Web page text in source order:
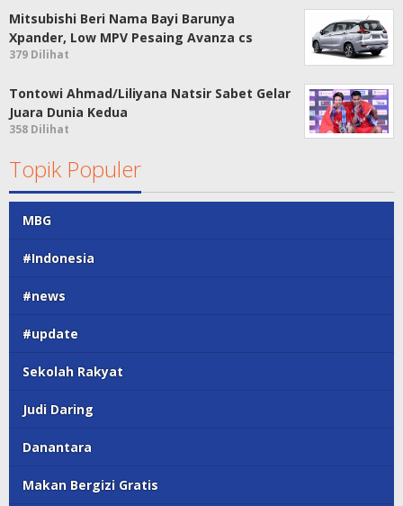
Mitsubishi Beri Nama Bayi Barunya
Xpander, Low MPV Pesaing Avanza cs
379 Dilihat
Tontowi Ahmad/Liliyana Natsir Sabet Gelar
Juara Dunia Kedua
358 Dilihat
Topik Populer
MBG
#Indonesia
#news
#update
Sekolah Rakyat
Judi Daring
Danantara
Makan Bergizi Gratis